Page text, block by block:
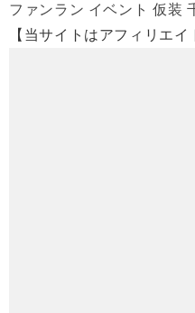
ファンラン イベント 仮装
【当サイトはアフィリエ